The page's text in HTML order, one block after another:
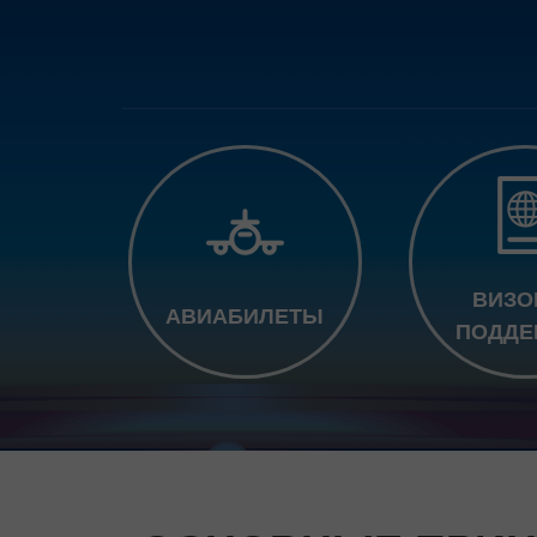
АВИАБИЛЕТЫ